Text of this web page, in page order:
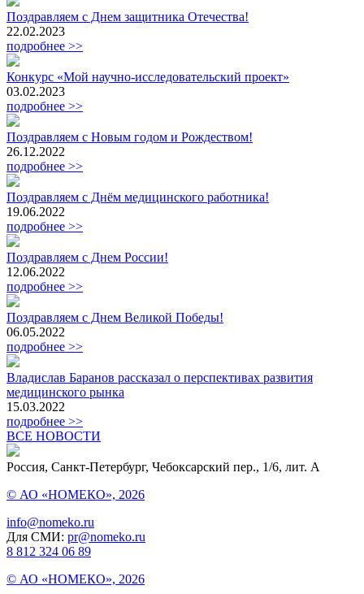
Поздравляем с Днем защитника Отечества!
22.02.2023
подробнее >>
Конкурс «Мой научно-исследовательский проект»
03.02.2023
подробнее >>
Поздравляем с Новым годом и Рождеством!
26.12.2022
подробнее >>
Поздравляем с Днём медицинского работника!
19.06.2022
подробнее >>
Поздравляем с Днем России!
12.06.2022
подробнее >>
Поздравляем с Днем Великой Победы!
06.05.2022
подробнее >>
Владислав Баранов рассказал о перспективах развития
медицинского рынка
15.03.2022
подробнее >>
ВСЕ НОВОСТИ
Россия, Санкт-Петербург, Чебоксарский пер., 1/6, лит. А
© АО «НОМЕКО», 2026
info@nomeko.ru
Для СМИ: pr@nomeko.ru
8 812 324 06 89
© АО «НОМЕКО», 2026